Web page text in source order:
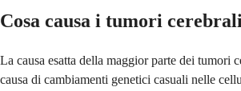
Cosa causa i tumori
La causa esatta della maggior parte dei
causa di cambiamenti genetici casuali nelle